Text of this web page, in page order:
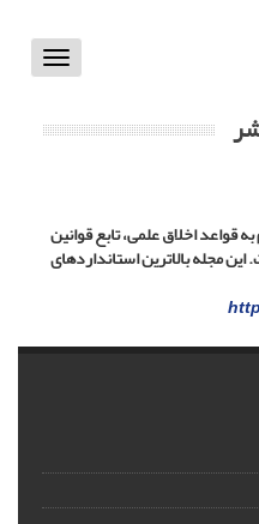
Toggle
به قواعد اخلاق علمی، تابع قوانین
مجله بالاترین استانداردهای